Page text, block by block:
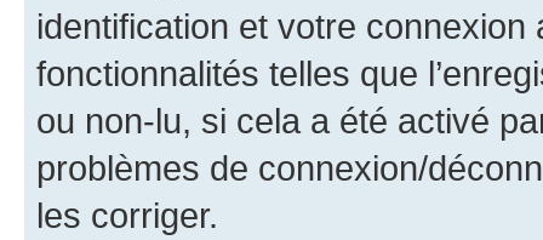
identification et votre
fonctionnalités telles que
ou non-lu, si cela a été activé
problèmes de connexion/
les corriger.